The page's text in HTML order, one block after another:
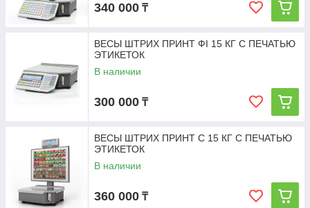
340 000 ₸
ВЕСЫ ШТРИХ ПРИНТ ФI 15 КГ С ПЕЧАТЬЮ
ЭТИКЕТОК
В наличии
300 000 ₸
ВЕСЫ ШТРИХ ПРИНТ С 15 КГ С ПЕЧАТЬЮ
ЭТИКЕТОК
В наличии
360 000 ₸